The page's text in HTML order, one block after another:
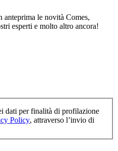
le novità Comes,
esperti e molto altro ancora!
dati per finalità di profilazione
Policy, attraverso l’invio di